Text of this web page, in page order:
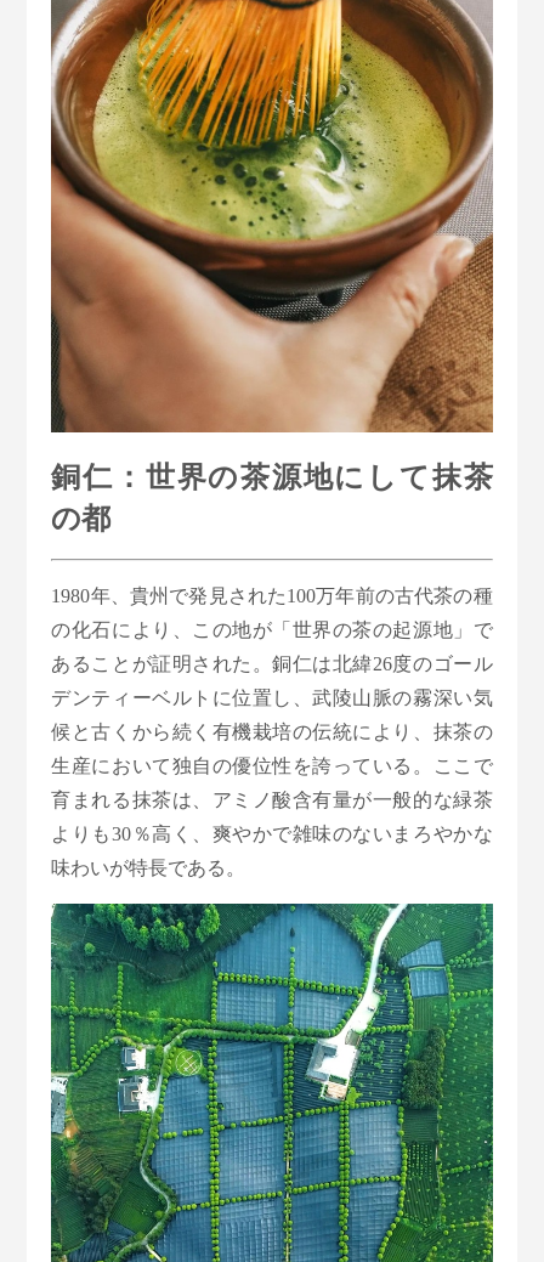
銅仁：世界の茶源地にして抹茶
の都
1980年、貴州で発見された100万年前の古代茶の種
の化石により、この地が「世界の茶の起源地」で
あることが証明された。銅仁は北緯26度のゴール
デンティーベルトに位置し、武陵山脈の霧深い気
候と古くから続く有機栽培の伝統により、抹茶の
生産において独自の優位性を誇っている。ここで
育まれる抹茶は、アミノ酸含有量が一般的な緑茶
よりも30％高く、爽やかで雑味のないまろやかな
味わいが特長である。